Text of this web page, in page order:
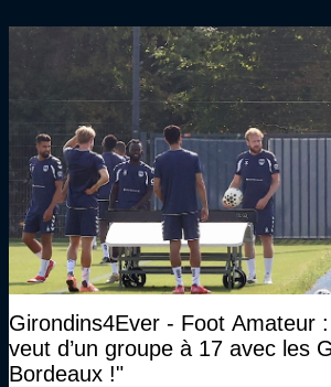
Girondins4Ever - Foot Amateur
veut d’un groupe à 17 avec les
Bordeaux !"